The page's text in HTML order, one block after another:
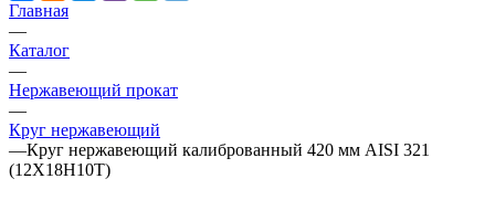
Главная
—
Каталог
—
Нержавеющий прокат
—
Круг нержавеющий
—Круг нержавеющий калиброванный 420 мм AISI 321
(12Х18Н10Т)